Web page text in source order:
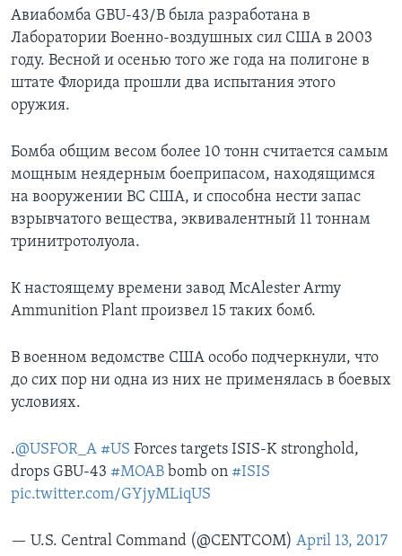
Авиабомба GBU-43/B была разработана в
Лаборатории Военно-воздушных сил США в 2003
году. Весной и осенью того же года на полигоне в
штате Флорида прошли два испытания этого
оружия.
Бомба общим весом более 10 тонн считается самым
мощным неядерным боеприпасом, находящимся
на вооружении ВС США, и способна нести запас
взрывчатого вещества, эквивалентный 11 тоннам
тринитротолуола.
К настоящему времени завод McAlester Army
Ammunition Plant произвел 15 таких бомб.
В военном ведомстве США особо подчеркнули, что
до сих пор ни одна из них не применялась в боевых
условиях.
.@USFOR_A #US Forces targets ISIS-K stronghold,
drops GBU-43 #MOAB bomb on #ISIS
pic.twitter.com/GYjyMLiqUS
— U.S. Central Command (@CENTCOM) April 13, 2017